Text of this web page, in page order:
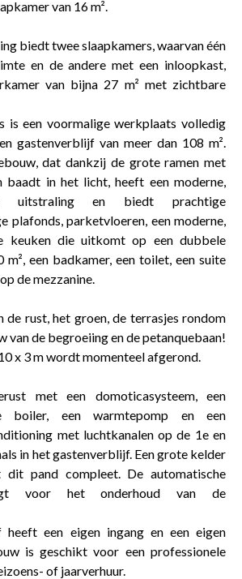
van 16 m².
biedt twee slaapkamers, waarvan één
en de andere met een inloopkast,
van bijna 27 m² met zichtbare
is een voormalige werkplaats volledig
gastenverblijf van meer dan 108 m².
dat dankzij de grote ramen met
in het licht, heeft een moderne,
uitstraling en biedt prachtige
plafonds, parketvloeren, een moderne,
keuken die uitkomt op een dubbele
m², een badkamer, een toilet, een suite
de mezzanine.
de rust, het groen, de terrasjes rondom
van de begroeiing en de petanquebaan!
x 3 m wordt momenteel afgerond.
met een domoticasysteem, een
boiler, een warmtepomp en een
met luchtkanalen op de 1e en
in het gastenverblijf. Een grote kelder
dit pand compleet. De automatische
voor het onderhoud van de
heeft een eigen ingang en een eigen
is geschikt voor een professionele
of jaarverhuur.